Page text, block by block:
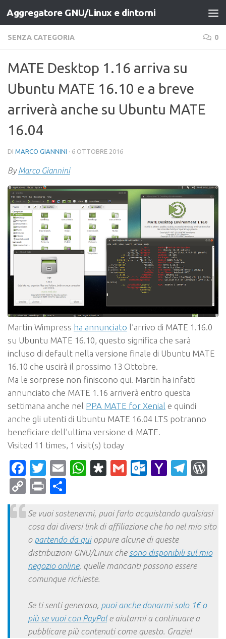
Salta al contenuto
Aggregatore GNU/Linux e dintorni
SENZA CATEGORIA 0
MATE Desktop 1.16 arriva su
Ubuntu MATE 16.10 e a breve
arriverà anche su Ubuntu MATE
16.04
DI MARCO GIANNINI · 6 OTTOBRE 2016
ByMarco Giannini
Martin Wimpress ha annunciato l’arrivo di MATE 1.16.0
su Ubuntu MATE 16.10, questo significa che sarà
incluso di default nella versione finale di Ubuntu MATE
16.10 che uscirà il prossimo 13 Ottobre.
Ma le sorprese non finiscono qui. Martin ha infatti
annunciato che MATE 1.16 arriverà entro questa
settimana anche nel PPA MATE for Xenial e quindi
anche gli utenti di Ubuntu MATE 16.04 LTS potranno
beneficiare dell’ultima versione di MATE.
Visited 11 times, 1 visit(s) today
Facebook
Twitter
EmailWhatsApp
Diaspora
Gmail Yahoo
CopyPrint
Se vuoi sostenermi, puoi farlo acquistando qualsiasi
cosa dai diversi link di affiliazione che ho nel mio sito
o partendo da quioppure alcune di queste
distribuzioni GNU/Linux che sono disponibili sul mio
negozio online, quelle mancanti possono essere
comunque richieste.
Se ti senti generoso, puoi anche donarmi solo 1€ o
più se vuoi con PayPale aiutarmi a continuare a
pubblicare più contenuti come questo. Grazie!